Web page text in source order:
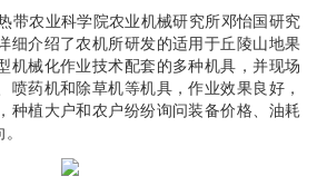
农业科学院农业机械研究所邓怡国研究
细介绍了农机所研发的适用于丘陵山地果
机械化作业技术配套的多种机具，并现场
喷药机和除草机等机具，作业效果良好，
种植大户和农户纷纷询问装备价格、油耗